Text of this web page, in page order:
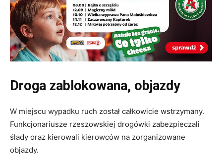
Droga zablokowana, objazdy
W miejscu wypadku ruch został całkowicie wstrzymany.
Funkcjonariusze rzeszowskiej drogówki zabezpieczali
ślady oraz kierowali kierowców na zorganizowane
objazdy.